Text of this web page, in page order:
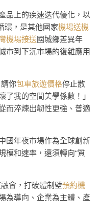
品上的疾速迭代優化，以
環，是其他國家機場送機
機場接送國城鄉差異年
市到下沉市場的復雜應用
你包車旅遊價格停止散
我的空間美學係數！」
而淬煉出韌性更強、普適
國年夜市場作為全球創新
模和速率，還須轉向“質
會，打破體制壁預約機
為導向、企業為主體、產